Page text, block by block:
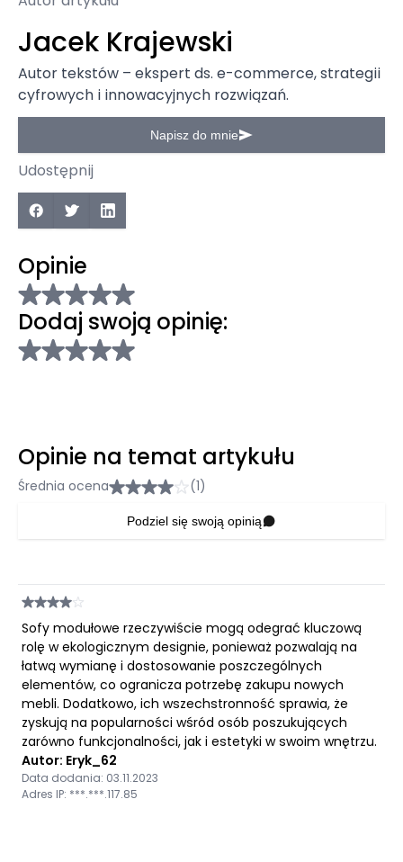
Jacek Krajewski
Autor tekstów – ekspert ds. e-commerce, strategii
cyfrowych i innowacyjnych rozwiązań.
Napisz do mnie
Udostępnij
Opinie
Dodaj swoją opinię:
Opinie na temat artykułu
Średnia ocena (1)
Podziel się swoją opinią
Sofy modułowe rzeczywiście mogą odegrać kluczową
rolę w ekologicznym designie, ponieważ pozwalają na
łatwą wymianę i dostosowanie poszczególnych
elementów, co ogranicza potrzebę zakupu nowych
mebli. Dodatkowo, ich wszechstronność sprawia, że
zyskują na popularności wśród osób poszukujących
zarówno funkcjonalności, jak i estetyki w swoim wnętrzu.
Autor: Eryk_62
Data dodania: 03.11.2023
Adres IP: ***.***.117.85